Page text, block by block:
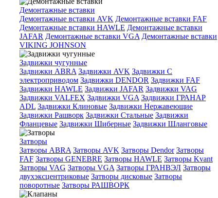
Демонтажные вставки
Демонтажные вставки AVK Демонтажные вставки FAF
Демонтажные вставки HAWLE Демонтажные вставки
JAFAR Демонтажные вставки VGA Демонтажные вставки
VIKING JOHNSON
Задвижки чугунные
Задвижки ABRA Задвижки AVK Задвижки C
электроприводом Задвижки DENDOR Задвижки FAF
Задвижки HAWLE Задвижки JAFAR Задвижки VAG
Задвижки VALFEX Задвижки VGA Задвижки ГРАНАР
ADL Задвижки Клиновые Задвижки Нержавеющие
Задвижки Рашворк Задвижки Стальные Задвижки
Фланцевые Задвижки Шиберные Задвижки Шланговые
Затворы
Затворы ABRA Затворы AVK Затворы Dendor Затворы
FAF Затворы GENEBRE Затворы HAWLE Затворы Kvant
Затворы VAG Затворы VGA Затворы ГРАНВЭЛ Затворы
двухэксцентриковые Затворы дисковые Затворы
поворотные Затворы РАШВОРК